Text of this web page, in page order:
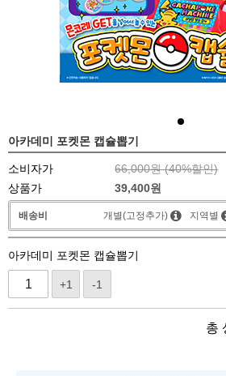
아카데미 포켓몬 캡슐뽑기
소비자가 66,000원 (40%할인)
상품가
39,400원
배송비 개별(고정추가) 지역별
아카데미 포켓몬 캡슐뽑기
+1 -1
총